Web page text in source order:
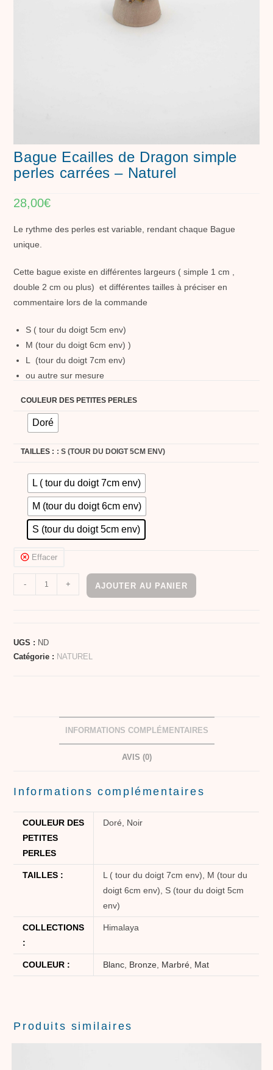
Bague Ecailles de Dragon simple
perles carrées – Naturel
28,00€
Le rythme des perles est variable, rendant chaque Bague
unique.
Cette bague existe en différentes largeurs ( simple 1 cm ,
double 2 cm ou plus) et différentes tailles à préciser en
commentaire lors de la commande
S ( tour du doigt 5cm env)
M (tour du doigt 6cm env) )
L (tour du doigt 7cm env)
ou autre sur mesure
COULEUR DES PETITES PERLES
Doré
TAILLES : : S (TOUR DU DOIGT 5CM ENV)
L ( tour du doigt 7cm env)
M (tour du doigt 6cm env)
S (tour du doigt 5cm env)
Effacer
- + AJOUTER AU PANIER
UGS : ND
Catégorie : NATUREL
INFORMATIONS COMPLÉMENTAIRES
AVIS (0)
Informations complémentaires
COULEUR DES
PETITES
PERLES
Doré, Noir
TAILLES :
L ( tour du doigt 7cm env), M (tour du
doigt 6cm env), S (tour du doigt 5cm
env)
COLLECTIONS
:
Himalaya
COULEUR : Blanc Bronze Marbré Mat
Produits similaires